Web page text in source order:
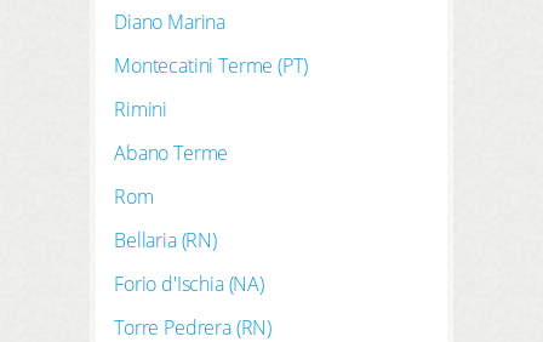
Diano Marina
Montecatini Terme (PT)
Rimini
Abano Terme
Rom
Bellaria (RN)
Forio d'Ischia (NA)
Torre Pedrera (RN)